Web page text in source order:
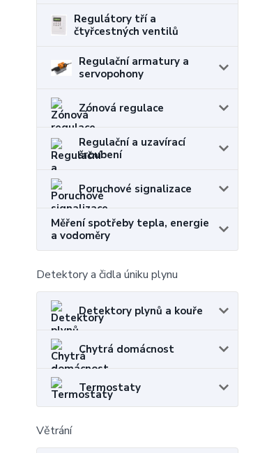
Regulátory tří a
čtyřcestných ventilů
Regulační armatury a
servopohony
Zónová regulace
Regulační a uzavírací
šroubení
Poruchové signalizace
Měření spotřeby tepla, energie
a vodoměry
Detektory a čidla úniku plynu
Detektory plynů a kouře
Chytrá domácnost
Termostaty
Větrání